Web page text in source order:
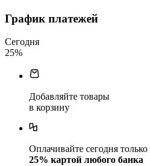
График платежей
Сегодня
25%
Добавляйте товары
в корзину
Оплачивайте сегодня только
25% картой любого банка